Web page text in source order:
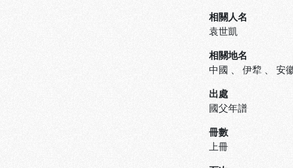
相關人名
袁世凱
相關地名
中國 、 伊犂 、 安
出處
國父年譜
冊數
上冊